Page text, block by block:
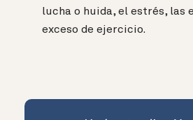
lucha o huida, el estrés, las
exceso de ejercicio.